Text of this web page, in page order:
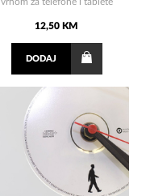
12,50 KM
DODAJ